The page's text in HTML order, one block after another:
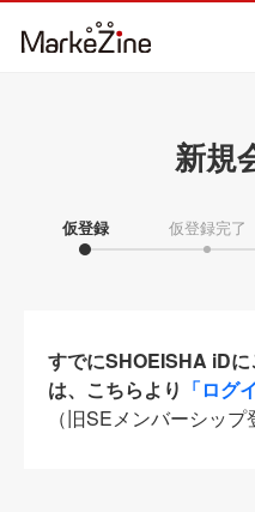
新規
仮登録 仮登録完了
すでにSHOEISHA iD
は、こちらより 「ログ
（旧SEメンバーシップ